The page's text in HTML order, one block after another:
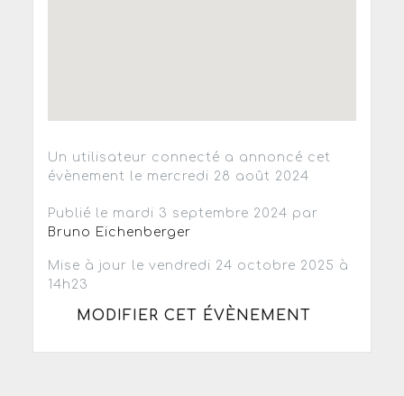
Un utilisateur connecté a annoncé cet
évènement le mercredi 28 août 2024
Publié le mardi 3 septembre 2024 par
Bruno Eichenberger
Mise à jour le vendredi 24 octobre 2025 à
14h23
MODIFIER CET ÉVÈNEMENT